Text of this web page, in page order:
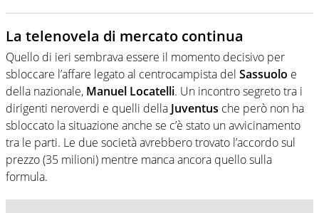
La telenovela di mercato continua
Quello di ieri sembrava essere il momento decisivo per
sbloccare l’affare legato al centrocampista del Sassuolo e
della nazionale, Manuel Locatelli. Un incontro segreto tra i
dirigenti neroverdi e quelli della Juventus che però non ha
sbloccato la situazione anche se c’è stato un avvicinamento
tra le parti. Le due società avrebbero trovato l’accordo sul
prezzo (35 milioni) mentre manca ancora quello sulla
formula.